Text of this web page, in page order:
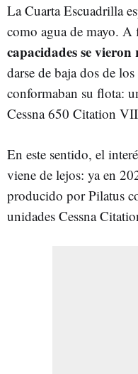
La Cuarta Escuadrilla
como agua de mayo. A
capacidades se
darse de baja dos de
conformaban su flota:
Cessna 650 Citation
En este sentido, el
viene de lejos: ya en
producido por Pilatus
unidades Cessna